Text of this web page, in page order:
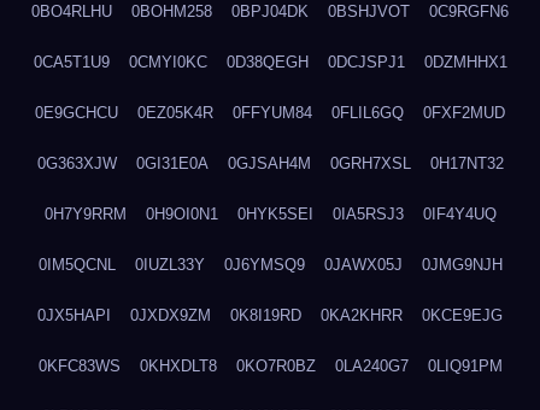
0BO4RLHU 0BOHM258 0BPJ04DK 0BSHJVOT 0C9RGFN6
0CA5T1U9 0CMYI0KC 0D38QEGH 0DCJSPJ1 0DZMHHX1
0E9GCHCU 0EZ05K4R 0FFYUM84 0FLIL6GQ 0FXF2MUD
0G363XJW 0GI31E0A 0GJSAH4M 0GRH7XSL 0H17NT32
0H7Y9RRM 0H9OI0N1 0HYK5SEI 0IA5RSJ3 0IF4Y4UQ
0IM5QCNL 0IUZL33Y 0J6YMSQ9 0JAWX05J 0JMG9NJH
0JX5HAPI 0JXDX9ZM 0K8I19RD 0KA2KHRR 0KCE9EJG
0KFC83WS 0KHXDLT8 0KO7R0BZ 0LA240G7 0LIQ91PM